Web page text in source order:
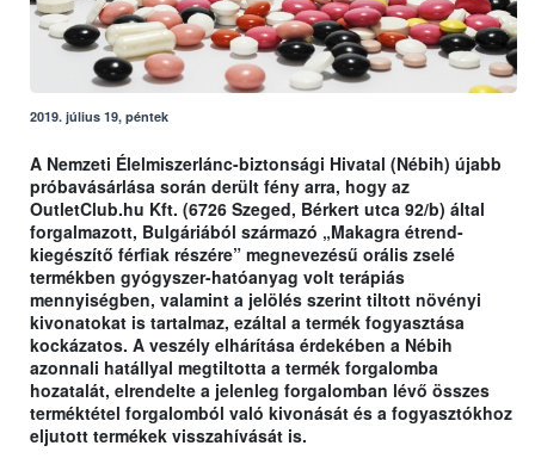
2019. július 19, péntek
A Nemzeti Élelmiszerlánc-biztonsági Hivatal (Nébih) újabb
próbavásárlása során derült fény arra, hogy az
OutletClub.hu Kft. (6726 Szeged, Bérkert utca 92/b) által
forgalmazott, Bulgáriából származó „Makagra étrend-
kiegészítő férfiak részére” megnevezésű orális zselé
termékben gyógyszer-hatóanyag volt terápiás
mennyiségben, valamint a jelölés szerint tiltott növényi
kivonatokat is tartalmaz, ezáltal a termék fogyasztása
kockázatos. A veszély elhárítása érdekében a Nébih
azonnali hatállyal megtiltotta a termék forgalomba
hozatalát, elrendelte a jelenleg forgalomban lévő összes
terméktétel forgalomból való kivonását és a fogyasztókhoz
eljutott termékek visszahívását is.